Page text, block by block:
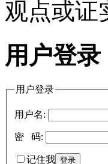
观点或证
用户登录
用户登录
用户名:
密 码:
记住我